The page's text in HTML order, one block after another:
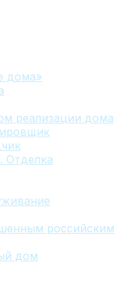
дома»
реализации дома
Отделка
российским
дом